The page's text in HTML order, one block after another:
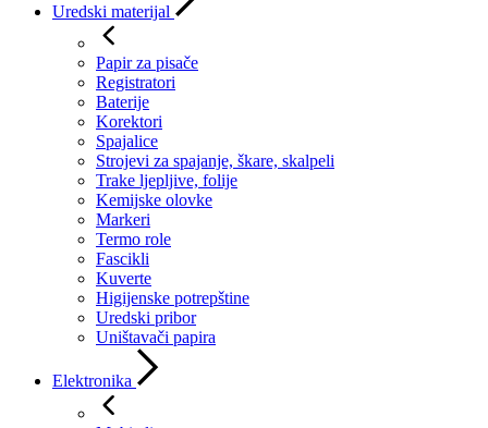
Uredski materijal
Papir za pisače
Registratori
Baterije
Korektori
Spajalice
Strojevi za spajanje, škare, skalpeli
Trake ljepljive, folije
Kemijske olovke
Markeri
Termo role
Fascikli
Kuverte
Higijenske potrepštine
Uredski pribor
Uništavači papira
Elektronika